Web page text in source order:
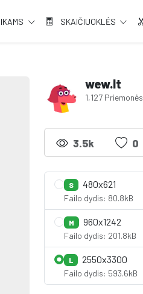
SKAIČIUOKLĖS
wew.lt
1,127 Priemonės
3.5k 0
S 480x621
Failo dydis: 80.8kB
M 960x1242
Failo dydis: 201.8kB
L 2550x3300
Failo dydis: 593.6kB